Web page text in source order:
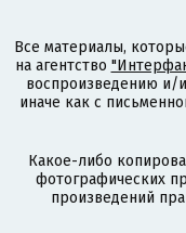
Все материалы,
на агентство
воспроизведению и/
иначе как с
Какое-либо
фотографических
произведений